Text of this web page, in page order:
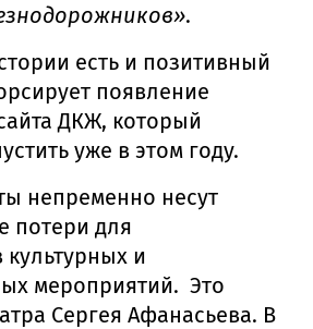
.
есть и позитивный
появление
ДКЖ, который
уже в этом году.
непременно несут
потери для
культурных и
мероприятий. Это
Сергея Афанасьева. В